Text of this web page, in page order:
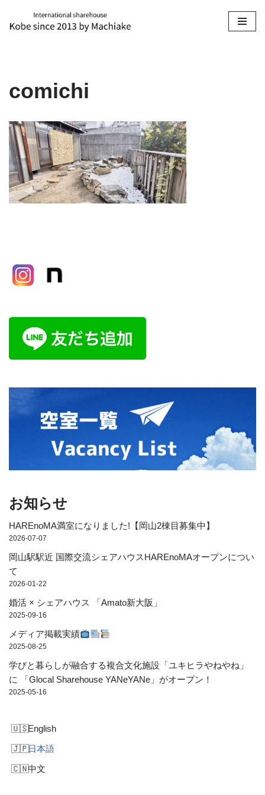
コ
ツ
キ
ッ
プ
comichi
お知らせ
HAREnoMA満室になりました!【岡山2棟目募集中】
2026-07-07
岡山駅駅近 国際交流シェアハウスHAREnoMAオープンについ
て
2026-01-22
婚活 × シェアハウス 「Amato新大阪」
2025-09-16
メディア掲載実績
2025-08-25
学びと暮らしが融合する複合文化施設「ユキヒラやねやね」
に 「Glocal Sharehouse YANeYANe」がオープン！
2025-05-16
English
日本語
中文